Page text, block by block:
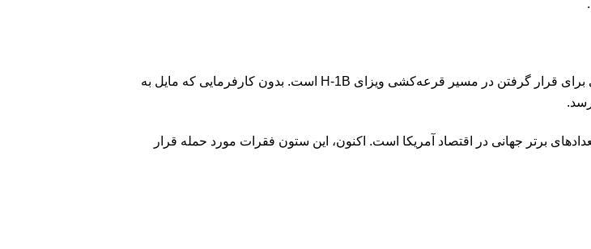
برای اکثریت قریب به اتفاق دانشجویان بین‌المللی، OPT تنها راه منطقی برای قرار گرفتن در مسیر قرعه‌کشی ویزای H-1B است. بدون کارفرمایی که مایل به
برتر جهانی در اقتصاد آمریکا است. اکنون، این ستون فقرات مورد حمله قرار